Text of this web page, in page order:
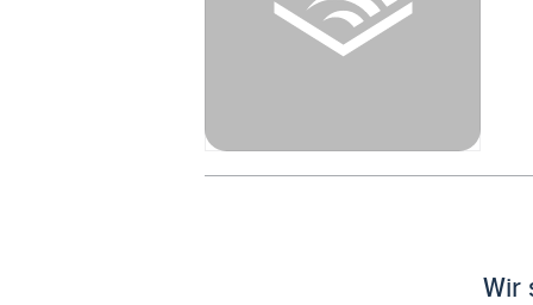
Wir